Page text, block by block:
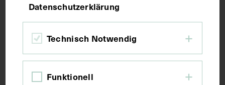
15,2 x 12 cm
Schlagwörter
Datenschutzerklärung
Technisch Notwendig
Funktionell